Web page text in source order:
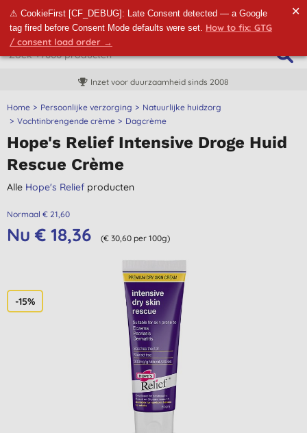
⚠ CookieFirst [CF_DEBUG]: Late Consent detected — a Google
tag fired before Consent Mode defaults were set. How to fix: GTG
/ consent load order →
✕
Inzet voor duurzaamheid sinds 2008
Home Persoonlijke verzorging
Natuurlijke huidzorg
Vochtinbrengende crème
Dagcrème
Hope's Relief Intensive Droge Huid
Rescue Crème
Alle Hope's Relief producten
Normaal € 21,60
Nu € 18,36 (€ 30,60 per 100g)
-15%